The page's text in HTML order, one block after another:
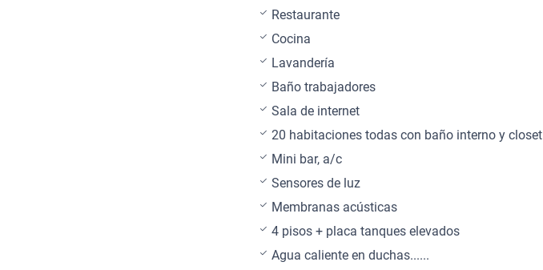
Restaurante
Cocina
Lavandería
Baño trabajadores
Sala de internet
20 habitaciones todas con baño interno y closet
Mini bar, a/c
Sensores de luz
Membranas acústicas
4 pisos + placa tanques elevados
Agua caliente en duchas......